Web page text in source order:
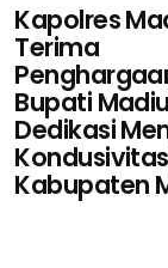
Kapolres
Terima
Bupati
Dedikasi
Kondusivitas
Kabupaten